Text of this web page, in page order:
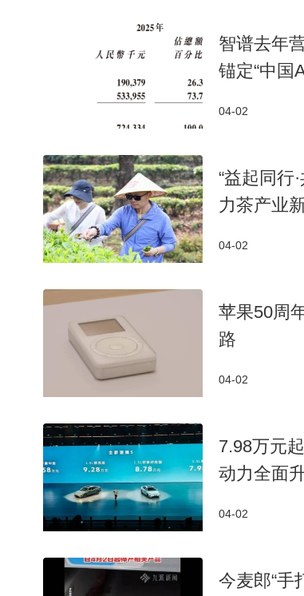
智谱去年
锚定“中国
04-02
“益起同行
力茶产业
04-02
苹果50周
路
04-02
7.98万元
动力全面
04-02
今麦郎“手